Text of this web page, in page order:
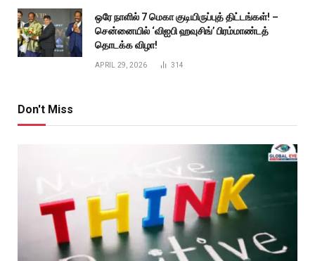
ஒரே நாளில் 7 மெகா குடியிருப்புத் திட்டங்கள்! –
சென்னையில் ‘விஐபி ஹவுசிங்’ பிரம்மாண்டத்
தொடக்க விழா!
APRIL 29, 2026 314
Don't Miss